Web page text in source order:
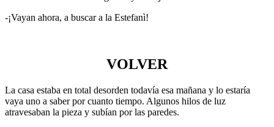
-¡Vayan ahora, a buscar a la Estefanì!
VOLVER
La casa estaba en total desorden todavía esa mañana y lo estaría
vaya uno a saber por cuanto tiempo. Algunos hilos de luz
atravesaban la pieza y subían por las paredes.